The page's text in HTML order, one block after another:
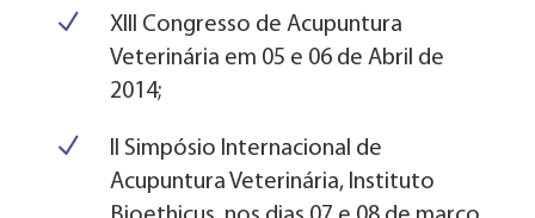
N
XIII Congresso de Acupuntura
Veterinária em 05 e 06 de Abril de
2014;
N
II Simpósio Internacional de
Acupuntura Veterinária, Instituto